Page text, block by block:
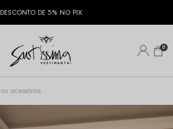
DESCONTO DE 5% NO PIX
0